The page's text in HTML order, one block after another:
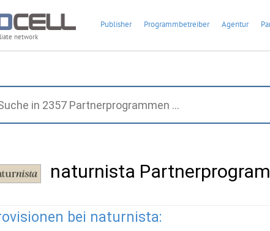
network
Publisher Programmbetreiber Agentur
naturnista
bei naturnista: